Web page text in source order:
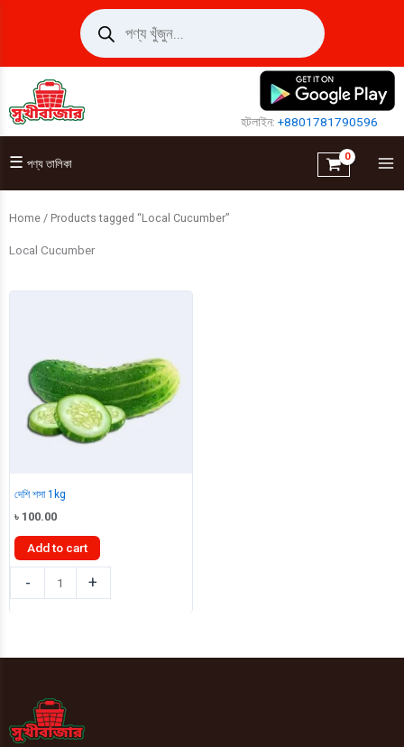
Products
search
হটলাইন:+8801781790596
☰ পণ্য তালিকা
Home / Products tagged “Local Cucumber”
Local Cucumber
দেশি শসা 1kg
৳ 100.00
Add to cart
-
শসা
+